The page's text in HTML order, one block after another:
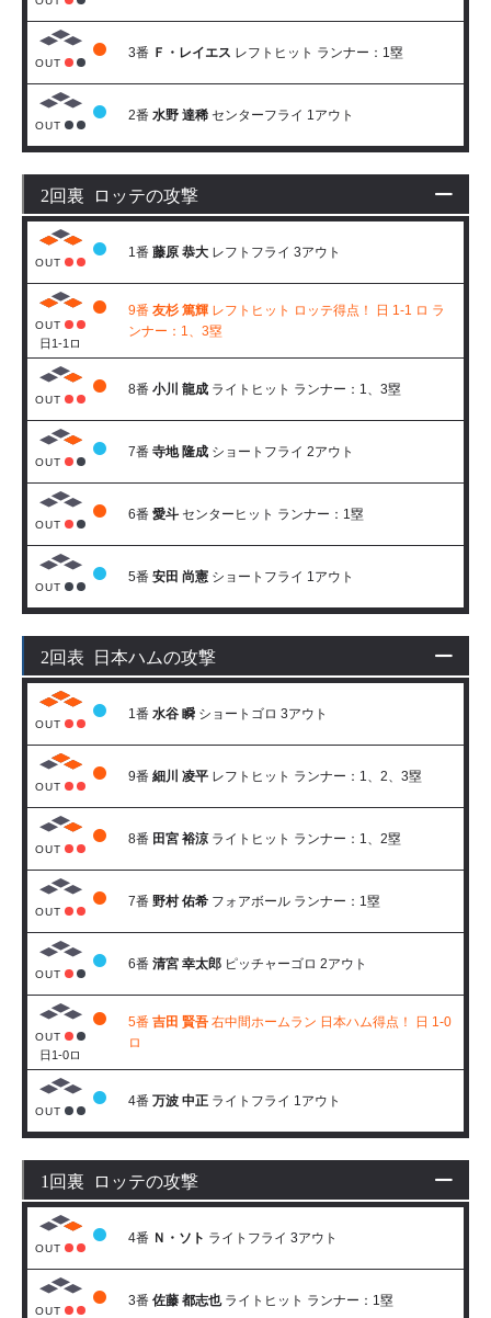
OUT
3番 Ｆ・レイエス レフトヒット ランナー：1塁
OUT
2番 水野 達稀 センターフライ 1アウト
2回裏 ロッテの攻撃
OUT
1番 藤原 恭大 レフトフライ 3アウト
OUT
日1-1ロ
9番 友杉 篤輝 レフトヒット ロッテ得点！ 日 1-1 ロ ラ
ンナー：1、3塁
OUT
8番 小川 龍成 ライトヒット ランナー：1、3塁
OUT
7番 寺地 隆成 ショートフライ 2アウト
OUT
6番 愛斗 センターヒット ランナー：1塁
OUT
5番 安田 尚憲 ショートフライ 1アウト
2回表 日本ハムの攻撃
OUT
1番 水谷 瞬 ショートゴロ 3アウト
OUT
9番 細川 凌平 レフトヒット ランナー：1、2、3塁
OUT
8番 田宮 裕涼 ライトヒット ランナー：1、2塁
OUT
7番 野村 佑希 フォアボール ランナー：1塁
OUT
6番 清宮 幸太郎 ピッチャーゴロ 2アウト
OUT
日1-0ロ
5番 吉田 賢吾 右中間ホームラン 日本ハム得点！ 日 1-0
ロ
OUT
4番 万波 中正 ライトフライ 1アウト
1回裏 ロッテの攻撃
OUT
4番 Ｎ・ソト ライトフライ 3アウト
OUT
3番 佐藤 都志也ライトヒット ランナー：1塁